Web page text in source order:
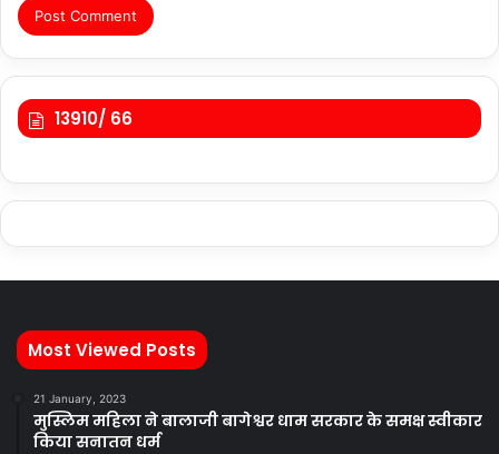
13910/ 66
Most Viewed Posts
21 January, 2023
मुस्लिम महिला ने बालाजी बागेश्वर धाम सरकार के समक्ष स्वीकार
किया सनातन धर्म